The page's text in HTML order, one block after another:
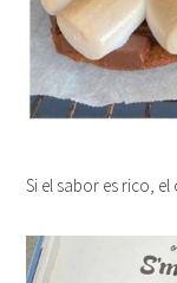
Si el sabor es rico,